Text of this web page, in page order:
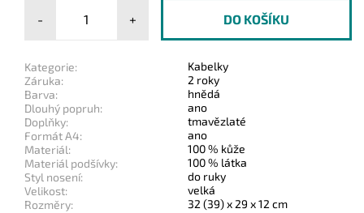
- +
Kategorie:
Kabelky
Záruka:
2 roky
Barva:
hnědá
Dlouhý popruh:
ano
Doplňky:
tmavězlaté
Formát A4:
ano
Materiál:
100 % kůže
Materiál podšívky:
100 % látka
Styl nosení:
do ruky
Velikost:
velká
Rozměry:
32 (39) x 29 x 12 cm